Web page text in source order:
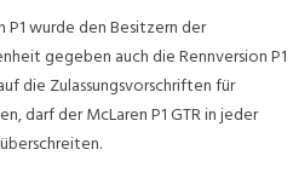
wurde den Besitzern der
gegeben auch die Rennversion P1
die Zulassungsvorschriften für
darf der McLaren P1 GTR in jeder